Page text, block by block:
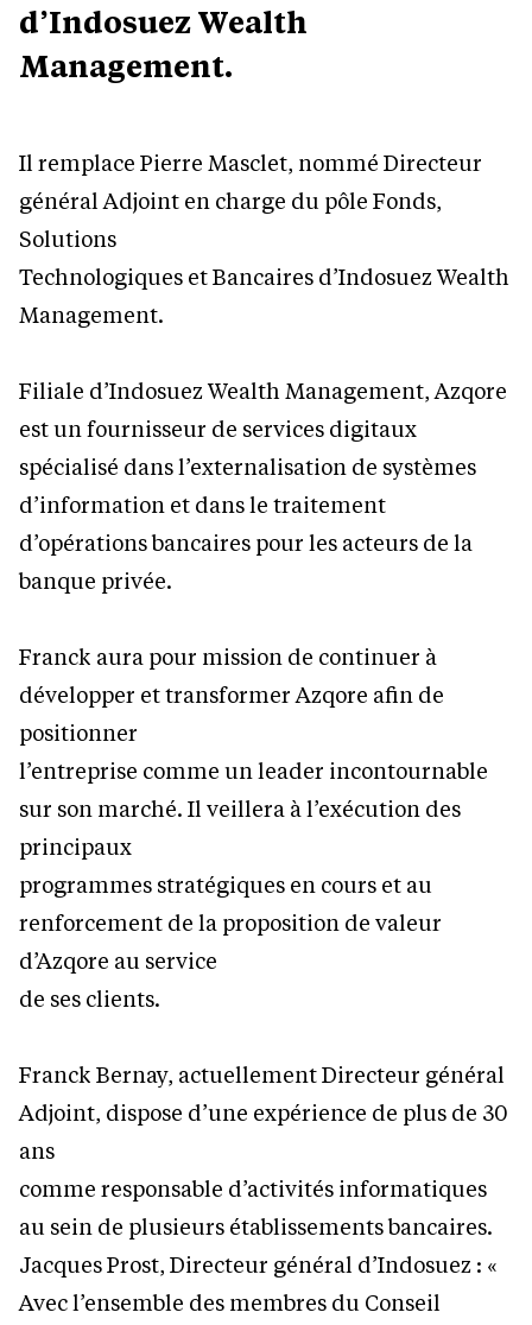
d’Indosuez Wealth
Management.
Il remplace Pierre Masclet, nommé Directeur
général Adjoint en charge du pôle Fonds,
Solutions
Technologiques et Bancaires d’Indosuez Wealth
Management.
Filiale d’Indosuez Wealth Management, Azqore
est un fournisseur de services digitaux
spécialisé dans l’externalisation de systèmes
d’information et dans le traitement
d’opérations bancaires pour les acteurs de la
banque privée.
Franck aura pour mission de continuer à
développer et transformer Azqore afin de
positionner
l’entreprise comme un leader incontournable
sur son marché. Il veillera à l’exécution des
principaux
programmes stratégiques en cours et au
renforcement de la proposition de valeur
d’Azqore au service
de ses clients.
Franck Bernay, actuellement Directeur général
Adjoint, dispose d’une expérience de plus de 30
ans
comme responsable d’activités informatiques
au sein de plusieurs établissements bancaires.
Jacques Prost, Directeur général d’Indosuez : «
Avec l’ensemble des membres du Conseil